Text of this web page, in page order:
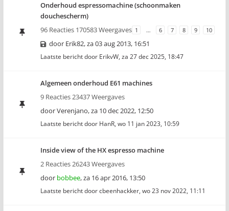
Onderhoud espressomachine (schoonmaken
douchescherm)
96 Reacties 170583 Weergaves 1 … 6 7 8 9 10
door Erik82,za 03 aug 2013, 16:51
Laatste bericht door ErikvW, za 27 dec 2025, 18:47
Algemeen onderhoud E61 machines
9 Reacties 23437 Weergaves
doorVerenjano,za 10 dec 2022, 12:50
Laatste bericht door HanR, wo 11 jan 2023, 10:59
Inside view of the HX espresso machine
2 Reacties 26243 Weergaves
door bobbee,za 16 apr 2016, 13:50
Laatste bericht doorcbeenhackker, wo 23 nov 2022, 11:11